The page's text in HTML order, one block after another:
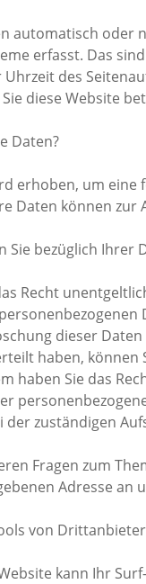
automatisch oder
erfasst. Das
des
diese Website
Daten?
erhoben, um
Daten können
Sie bezüglich Ihrer
Recht
dieser
haben, können
haben Sie das
der zuständigen
Fragen zum
Adresse an
von
kann Ihr